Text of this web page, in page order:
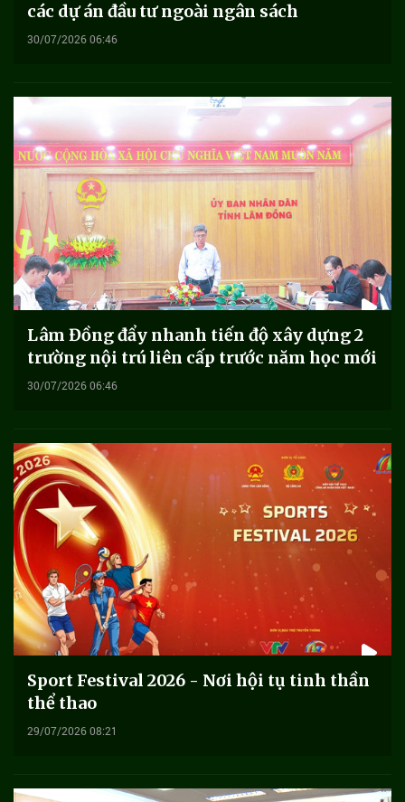
các dự án đầu tư ngoài ngân sách
30/07/2026 06:46
Lâm Đồng đẩy nhanh tiến độ xây dựng 2
trường nội trú liên cấp trước năm học mới
30/07/2026 06:46
Sport Festival 2026 - Nơi hội tụ tinh thần
thể thao
29/07/2026 08:21